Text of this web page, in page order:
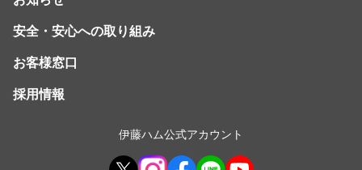
安全・安心への取り組み
お客様窓口
採用情報
伊藤ハム公式アカウント